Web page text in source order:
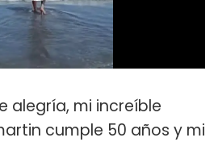
alegría, mi increíble
cumple 50 años y mi